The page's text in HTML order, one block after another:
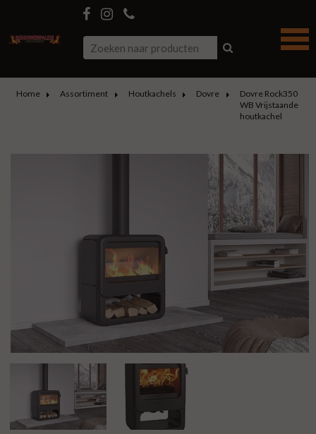
Home Assortiment Houtkachels Dovre
Dovre Rock350
WB Vrijstaande
houtkachel